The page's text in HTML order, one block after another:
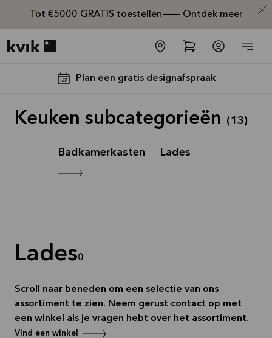
Tot €5000 GRATIS toestellen— Ontdek meer
Plan een gratis designafspraak
Keuken subcategorieën (13)
Badkamerkasten Lades
Lades0
Scroll naar beneden om een selectie van ons
assortiment te zien. Neem gerust contact op met
een winkel als je vragen hebt over het assortiment.
Vind een winkel